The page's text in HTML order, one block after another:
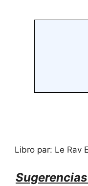
Libro par: Le Rav